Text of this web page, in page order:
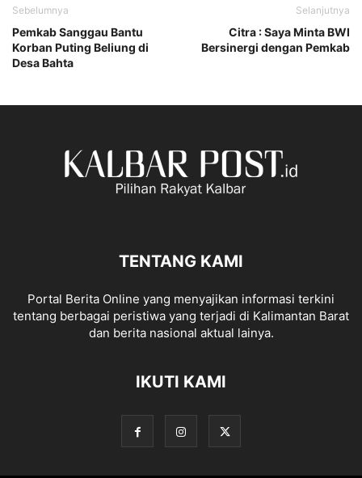
Sebelumnya
Pemkab Sanggau Bantu
Korban Puting Beliung di
Desa Bahta
Selanjutnya
Citra : Saya Minta BWI
Bersinergi dengan Pemkab
TENTANG KAMI
Portal Berita Online yang menyajikan informasi terkini
tentang berbagai peristiwa yang terjadi di Kalimantan Barat
dan berita nasional aktual lainya.
IKUTI KAMI